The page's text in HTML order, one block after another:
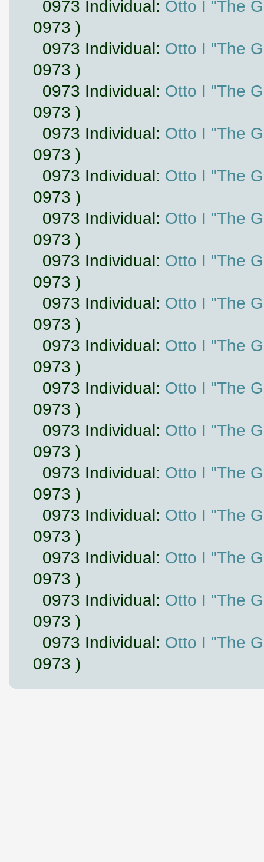
0973 Individual: Otto I "The
0973 )
0973 Individual: Otto I "The
0973 )
0973 Individual: Otto I "The
0973 )
0973 Individual: Otto I "The
0973 )
0973 Individual: Otto I "The
0973 )
0973 Individual: Otto I "The
0973 )
0973 Individual: Otto I "The
0973 )
0973 Individual: Otto I "The
0973 )
0973 Individual: Otto I "The
0973 )
0973 Individual: Otto I "The
0973 )
0973 Individual: Otto I "The
0973 )
0973 Individual: Otto I "The
0973 )
0973 Individual: Otto I "The
0973 )
0973 Individual: Otto I "The
0973 )
0973 Individual: Otto I "The
0973 )
0973 Individual: Otto I "The
0973 )